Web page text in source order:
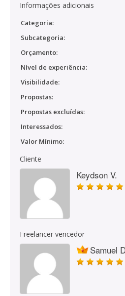
Informações adicionais
Categoria:
Subcategoria:
Orçamento:
Nível de experiência:
Visibilidade:
Propostas:
Propostas excluídas:
Interessados:
Valor Mínimo:
Cliente
Keydson V.
Freelancer vencedor
Samuel